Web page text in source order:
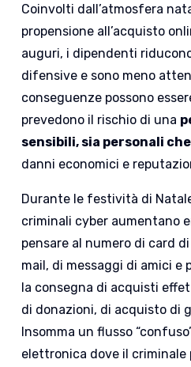
Coinvolti dall’atmosfera
propensione all’acquisto
auguri, i dipendenti
difensive e sono meno
conseguenze possono
prevedono il rischio di una
sensibili, sia personali
danni economici e
Durante le festività di
criminali cyber aumentano
pensare al numero di card
mail, di messaggi di amici e
la consegna di acquisti
di donazioni, di acquisto di
Insomma un flusso
elettronica dove il